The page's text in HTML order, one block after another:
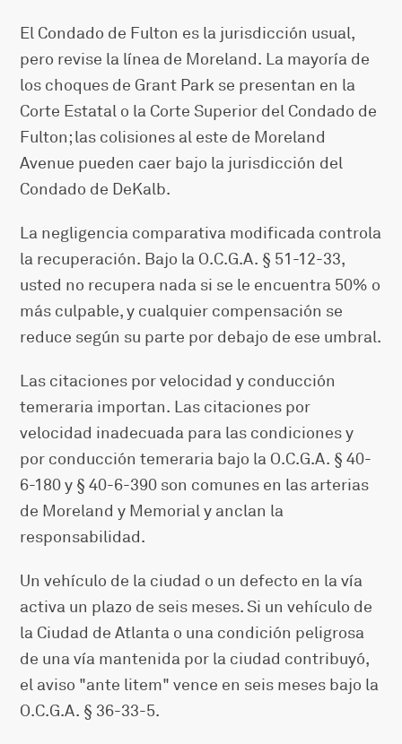
El Condado de Fulton es la jurisdicción usual,
pero revise la línea de Moreland. La mayoría de
los choques de Grant Park se presentan en la
Corte Estatal o la Corte Superior del Condado de
Fulton; las colisiones al este de Moreland
Avenue pueden caer bajo la jurisdicción del
Condado de DeKalb.
La negligencia comparativa modificada controla
la recuperación. Bajo la O.C.G.A. § 51-12-33,
usted no recupera nada si se le encuentra 50% o
más culpable, y cualquier compensación se
reduce según su parte por debajo de ese umbral.
Las citaciones por velocidad y conducción
temeraria importan. Las citaciones por
velocidad inadecuada para las condiciones y
por conducción temeraria bajo la O.C.G.A. § 40-
6-180 y § 40-6-390 son comunes en las arterias
de Moreland y Memorial y anclan la
responsabilidad.
Un vehículo de la ciudad o un defecto en la vía
activa un plazo de seis meses. Si un vehículo de
la Ciudad de Atlanta o una condición peligrosa
de una vía mantenida por la ciudad contribuyó,
el aviso "ante litem" vence en seis meses bajo la
O.C.G.A. § 36-33-5.